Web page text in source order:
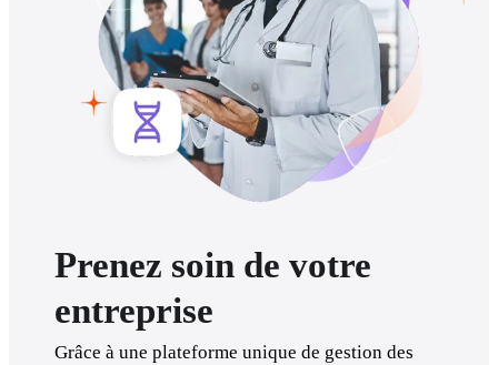
Prenez soin de votre
entreprise
Grâce à une plateforme unique de gestion des